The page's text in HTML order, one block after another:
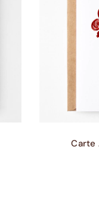
Carte